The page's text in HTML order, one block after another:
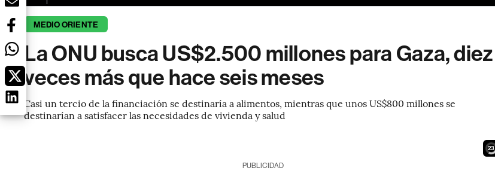
MEDIO ORIENTE
La ONU busca US$2.500 millones para Gaza, diez
veces más que hace seis meses
Casi un tercio de la financiación se destinaría a alimentos, mientras que unos US$800 millones se
destinarían a satisfacer las necesidades de vivienda y salud
21
PUBLICIDAD